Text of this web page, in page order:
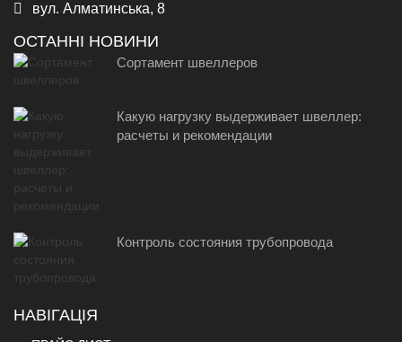
вул. Алматинська, 8
ОСТАННІ НОВИНИ
Сортамент швеллеров
Какую нагрузку выдерживает швеллер:
расчеты и рекомендации
Контроль состояния трубопровода
НАВІГАЦІЯ